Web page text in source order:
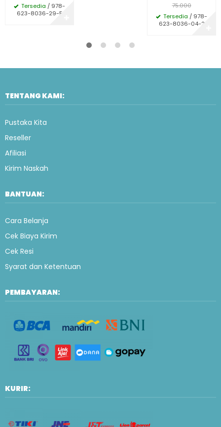
Tersedia / 978-
623-8036-29-5
75.000
Tersedia / 978-
623-8036-04-2
TENTANG KAMI:
Pustaka Kita
Reseller
Afiliasi
Kirim Naskah
BANTUAN:
Cara Belanja
Cek Biaya Kirim
Cek Resi
Syarat dan Ketentuan
PEMBAYARAN:
KURIR: